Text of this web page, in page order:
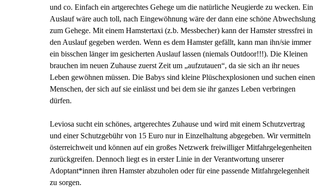
und co. Einfach ein artgerechtes Gehege um die natürliche Neugierde zu wecken. Ein
Auslauf wäre auch toll, nach Eingewöhnung wäre der dann eine schöne Abwechslung
zum Gehege. Mit einem Hamstertaxi (z.b. Messbecher) kann der Hamster stressfrei in
den Auslauf gegeben werden. Wenn es dem Hamster gefällt, kann man ihn/sie immer
ein bisschen länger im gesicherten Auslauf lassen (niemals Outdoor!!!). Die Kleinen
brauchen im neuen Zuhause zuerst Zeit um „aufzutauen“, da sie sich an ihr neues
Leben gewöhnen müssen. Die Babys sind kleine Plüschexplosionen und suchen einen
Menschen, der sich auf sie einlässt und bei dem sie ihr ganzes Leben verbringen
dürfen.
Leviosa sucht ein schönes, artgerechtes Zuhause und wird mit einem Schutzvertrag
und einer Schutzgebühr von 15 Euro nur in Einzelhaltung abgegeben. Wir vermitteln
österreichweit und können auf ein großes Netzwerk freiwilliger Mitfahrgelegenheiten
zurückgreifen. Dennoch liegt es in erster Linie in der Verantwortung unserer
Adoptant*innen ihren Hamster abzuholen oder für eine passende Mitfahrgelegenheit
zu sorgen.